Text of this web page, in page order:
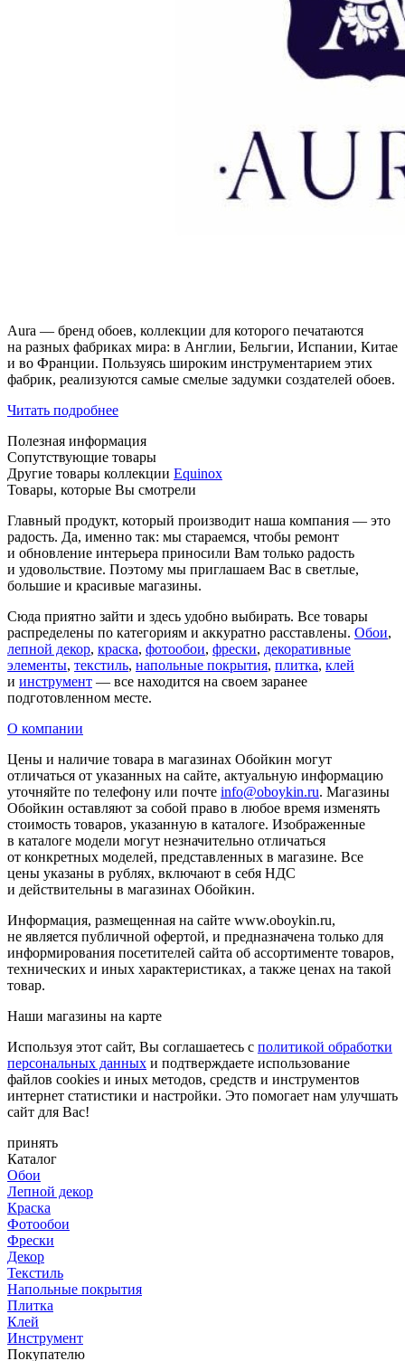
Aura — бренд обоев, коллекции для которого печатаются
на разных фабриках мира: в Англии, Бельгии, Испании, Китае
и во Франции. Пользуясь широким инструментарием этих
фабрик, реализуются самые смелые задумки создателей обоев.
Читать подробнее
Полезная информация
Сопутствующие товары
Другие товары коллекции Equinox
Товары, которые Вы смотрели
Главный продукт, который производит наша компания — это
радость. Да, именно так: мы стараемся, чтобы ремонт
и обновление интерьера приносили Вам только радость
и удовольствие. Поэтому мы приглашаем Вас в светлые,
большие и красивые магазины.
Сюда приятно зайти и здесь удобно выбирать. Все товары
распределены по категориям и аккуратно расставлены. Обои,
лепной декор, краска, фотообои, фрески, декоративные
элементы, текстиль, напольные покрытия, плитка, клей
и инструмент — все находится на своем заранее
подготовленном месте.
О компании
Цены и наличие товара в магазинах Обойкин могут
отличаться от указанных на сайте, актуальную информацию
уточняйте по телефону или почте info@oboykin.ru. Магазины
Обойкин оставляют за собой право в любое время изменять
стоимость товаров, указанную в каталоге. Изображенные
в каталоге модели могут незначительно отличаться
от конкретных моделей, представленных в магазине. Все
цены указаны в рублях, включают в себя НДС
и действительны в магазинах Обойкин.
Информация, размещенная на сайте www.oboykin.ru,
не является публичной офертой, и предназначена только для
информирования посетителей сайта об ассортименте товаров,
технических и иных характеристиках, а также ценах на такой
товар.
Наши магазины на карте
Используя этот сайт, Вы соглашаетесь с политикой обработки
персональных данных и подтверждаете использование
файлов cookies и иных методов, средств и инструментов
интернет статистики и настройки. Это помогает нам улучшать
сайт для Вас!
принять
Каталог
Обои
Лепной декор
Краска
Фотообои
Фрески
Декор
Текстиль
Напольные покрытия
Плитка
Клей
Инструмент
Покупателю